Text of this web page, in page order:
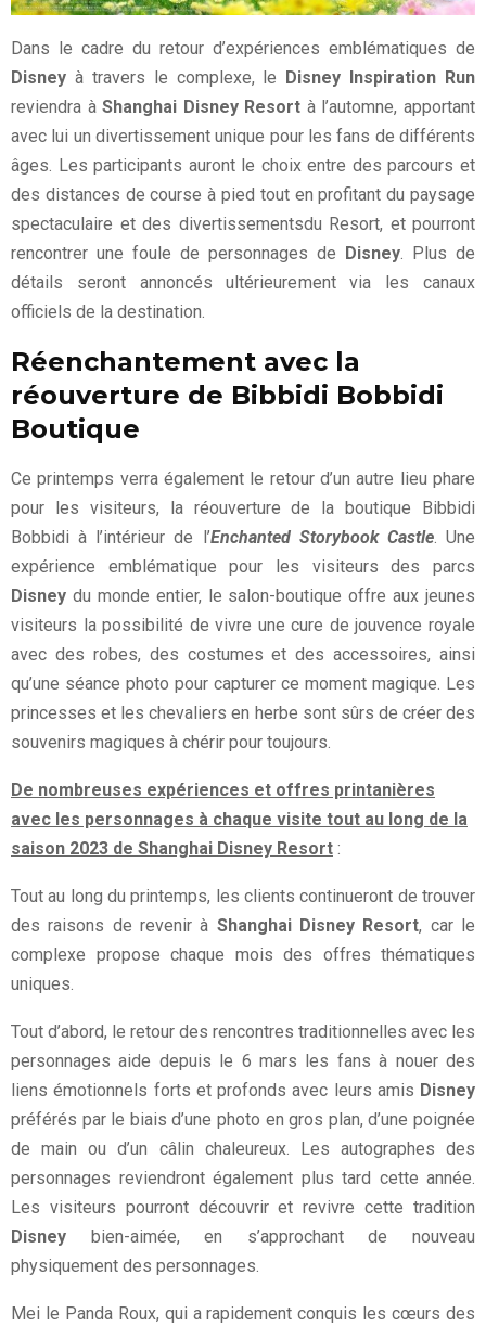
Dans le cadre du retour d’expériences emblématiques de
Disney à travers le complexe, le
Disney Inspiration Run
reviendra àShanghai Disney Resort à l’automne, apportant
avec lui un divertissement unique pour les fans de différents
âges. Les participants auront le choix entre des parcours et
des distances de course à pied tout en profitant du paysage
spectaculaire et des divertissementsdu Resort, et pourront
rencontrer une foule de personnages de
Disney. Plus de
détails seront annoncés ultérieurement via les canaux
officiels de la destination.
Réenchantement avec la
réouverture de Bibbidi Bobbidi
Boutique
Ce printemps verra également le retour d’un autre lieu phare
pour les visiteurs, la réouverture de la boutique Bibbidi
Bobbidi à l’intérieur de l’Enchanted Storybook Castle. Une
expérience emblématique pour les visiteurs des parcs
Disney du monde entier, le salon-boutique offre aux jeunes
visiteurs la possibilité de vivre une cure de jouvence royale
avec des robes, des costumes et des accessoires, ainsi
qu’une séance photo pour capturer ce moment magique. Les
princesses et les chevaliers en herbe sont sûrs de créer des
souvenirs magiques à chérir pour toujours.
De nombreuses expériences et offres printanières
avec les personnages à chaque visite tout au long de la
saison 2023 de Shanghai Disney Resort :
Tout au long du printemps, les clients continueront de trouver
des raisons de revenir à Shanghai Disney Resort, car le
complexe propose chaque mois des offres thématiques
uniques.
Tout d’abord, le retour des rencontres traditionnelles avec les
personnages aide depuis le 6 mars les fans à nouer des
liens émotionnels forts et profonds avec leurs amis Disney
préférés par le biais d’une photo en gros plan, d’une poignée
de main ou d’un câlin chaleureux. Les autographes des
personnages reviendront également plus tard cette année.
Les visiteurs pourront découvrir et revivre cette tradition
Disney bien-aimée, en s’approchant de nouveau
physiquement des personnages.
Mei le Panda Roux, qui a rapidement conquis les cœurs des